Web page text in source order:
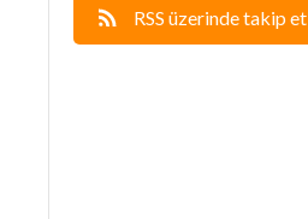
RSS üzerinde takip et